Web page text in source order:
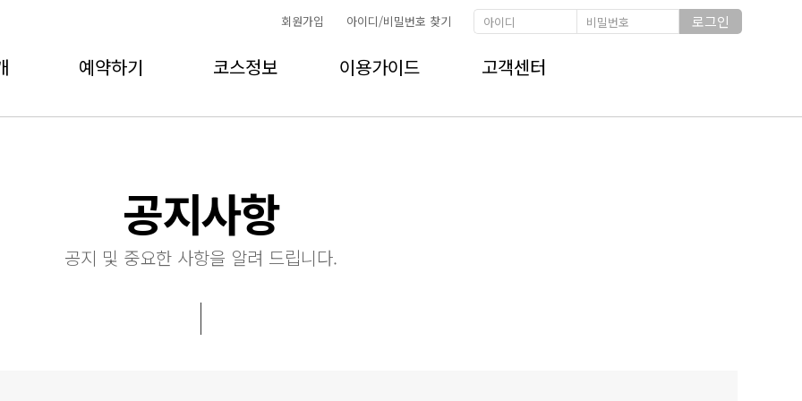
예약하기 코스정보 이용가이드 고객센터
회원가입 아이디/비밀번호 찾기 로그인
공지사항
공지 및 중요한 사항을 알려 드립니다.